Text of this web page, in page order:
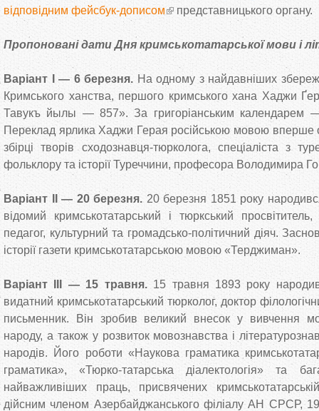
відповідним фейсбук-дописом
представницького органу.
Пропоновані дати Дня кримськотатарської мови і
Варіант I — 6 березня. На одному з найдавніших
Кримського ханства, першого кримського хана Хаджи
Тавукъ йылы — 857». За григоріанським календарем
Переклад ярлика Хаджи Герая російською мовою вперше
збірці творів сходознавця-тюрколога, спеціаліста з
фольклору та історії Туреччини, професора Володимира
Варіант II — 20 березня. 20 березня 1851 року
відомий кримськотатарський і тюркський
педагог, культурний та громадсько-політичний діяч.
історії газети кримськотатарською мовою «Терджиман».
Варіант III — 15 травня.15 травня 1893 року
видатний кримськотатарський тюрколог, доктор
письменник. Він зробив великий внесок у вивчення
народу, а також у розвиток мовознавства і
народів. Його роботи «Наукова граматика
граматика», «Тюрко-татарська діалектологія» та
найважливіших праць, присвячених
дійсним членом Азербайджанського філіалу АН СРСР,